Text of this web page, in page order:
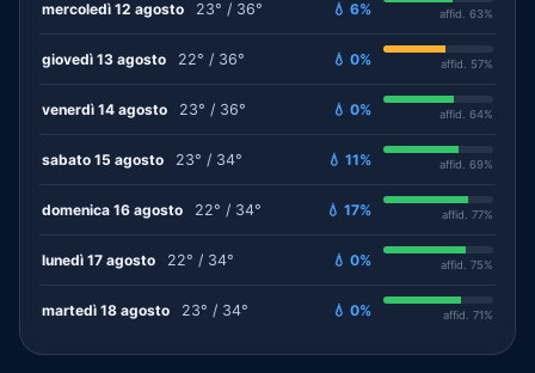
mercoledì 12 agosto 23° / 36° 💧 6% affid. 63%
giovedì 13 agosto 22° / 36° 💧 0% affid. 57%
venerdì 14 agosto 23° / 36° 💧 0% affid. 64%
sabato 15 agosto 23° / 34° 💧 11% affid. 69%
domenica 16 agosto 22° / 34° 💧 17% affid. 77%
lunedì 17 agosto 22° / 34° 💧 0% affid. 75%
martedì 18 agosto 23° / 34° 💧 0% affid. 71%